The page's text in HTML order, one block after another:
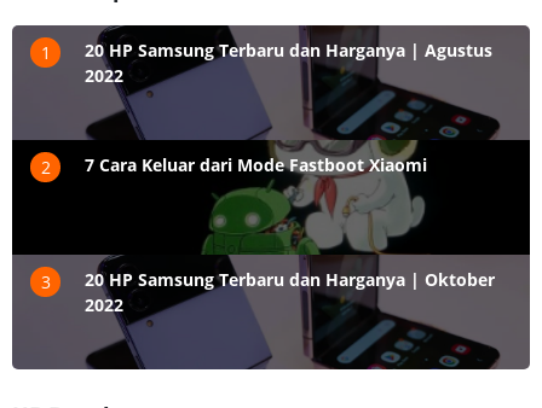
1
20 HP Samsung Terbaru dan Harganya | Agustus
2022
2 7 Cara Keluar dari Mode Fastboot Xiaomi
3
20 HP Samsung Terbaru dan Harganya | Oktober
2022